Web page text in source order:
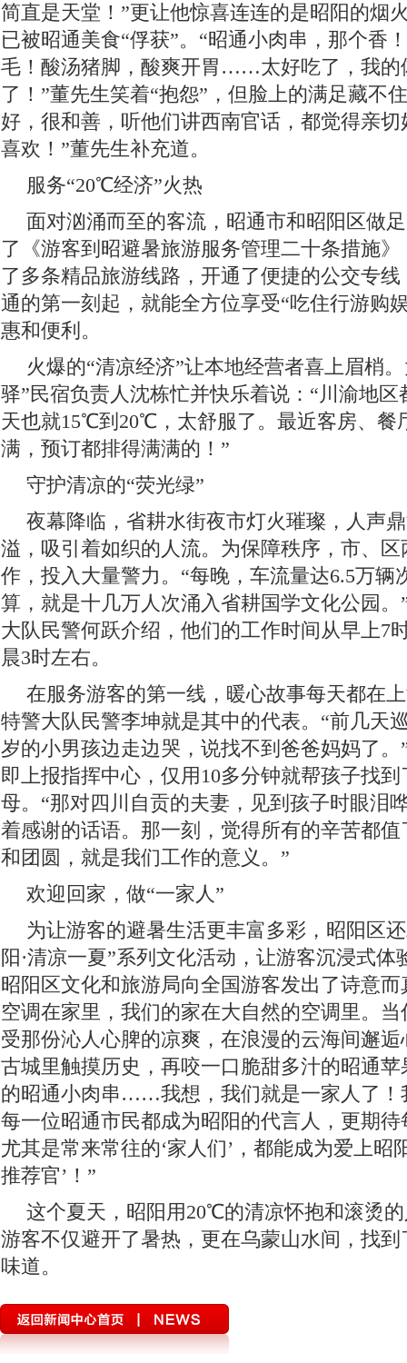
简直是天堂！”更让他惊喜连连的是昭阳的烟
已被昭通美食“俘获”。“昭通小肉串，那个香
毛！酸汤猪脚，酸爽开胃……太好吃了，我的
了！”董先生笑着“抱怨”，但脸上的满足藏不
好，很和善，听他们讲西南官话，都觉得亲
喜欢！”董先生补充道。
服务“20℃经济”火热
面对汹涌而至的客流，昭通市和昭阳区做
了《游客到昭避暑旅游服务管理二十条措施
了多条精品旅游线路，开通了便捷的公交专
通的第一刻起，就能全方位享受“吃住行游购
惠和便利。
火爆的“清凉经济”让本地经营者喜上眉梢
驿”民宿负责人沈栋忙并快乐着说：“川渝地
天也就15℃到20℃，太舒服了。最近客房、餐
满，预订都排得满满的！”
守护清凉的“荧光绿”
夜幕降临，省耕水街夜市灯火璀璨，人声
溢，吸引着如织的人流。为保障秩序，市、
作，投入大量警力。“每晚，车流量达6.5万辆
算，就是十几万人次涌入省耕国学文化公园
大队民警何跃介绍，他们的工作时间从早上7
晨3时左右。
在服务游客的第一线，暖心故事每天都在
特警大队民警李坤就是其中的代表。“前几天
岁的小男孩边走边哭，说找不到爸爸妈妈了
即上报指挥中心，仅用10多分钟就帮孩子找
母。“那对四川自贡的夫妻，见到孩子时眼泪
着感谢的话语。那一刻，觉得所有的辛苦都
和团圆，就是我们工作的意义。”
欢迎回家，做“一家人”
为让游客的避暑生活更丰富多彩，昭阳区
阳·清凉一夏”系列文化活动，让游客沉浸式
昭阳区文化和旅游局向全国游客发出了诗意
空调在家里，我们的家在大自然的空调里。
受那份沁人心脾的凉爽，在浪漫的云海间邂
古城里触摸历史，再咬一口脆甜多汁的昭通
的昭通小肉串……我想，我们就是一家人了！
每一位昭通市民都成为昭阳的代言人，更期
尤其是常来常往的‘家人们’，都能成为爱上昭
推荐官’！”
这个夏天，昭阳用20℃的清凉怀抱和滚烫
游客不仅避开了暑热，更在乌蒙山水间，找到
味道。